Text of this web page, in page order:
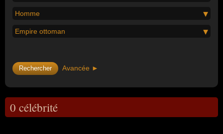
Homme
Empire ottoman
Avancée ►
0 célébrité